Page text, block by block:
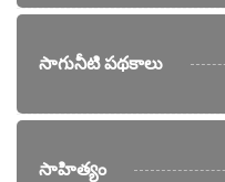
సాగునీటి పథకాలు
సాహిత్యం